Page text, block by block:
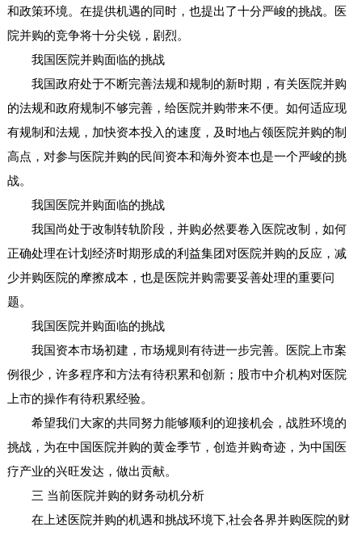
和政策环境。在提供机遇的同时，也提出了十分严峻的挑战。医
院并购的竞争将十分尖锐，剧烈。
我国医院并购面临的挑战
我国政府处于不断完善法规和规制的新时期，有关医院并购
的法规和政府规制不够完善，给医院并购带来不便。如何适应现
有规制和法规，加快资本投入的速度，及时地占领医院并购的制
高点，对参与医院并购的民间资本和海外资本也是一个严峻的挑
战。
我国医院并购面临的挑战
我国尚处于改制转轨阶段，并购必然要卷入医院改制，如何
正确处理在计划经济时期形成的利益集团对医院并购的反应，减
少并购医院的摩擦成本，也是医院并购需要妥善处理的重要问
题。
我国医院并购面临的挑战
我国资本市场初建，市场规则有待进一步完善。医院上市案
例很少，许多程序和方法有待积累和创新；股市中介机构对医院
上市的操作有待积累经验。
希望我们大家的共同努力能够顺利的迎接机会，战胜环境的
挑战，为在中国医院并购的黄金季节，创造并购奇迹，为中国医
疗产业的兴旺发达，做出贡献。
三 当前医院并购的财务动机分析
在上述医院并购的机遇和挑战环境下,社会各界并购医院的财